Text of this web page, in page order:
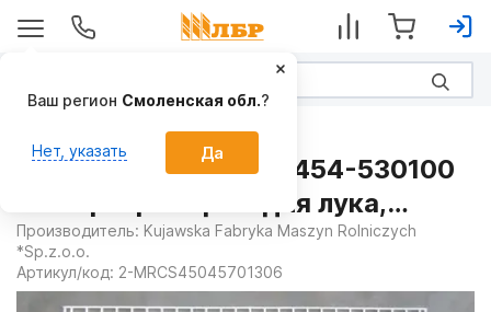
Сито 45x45x5 2-09-454-530100
на Сортировщики для лука,
картофеля
Производитель: Kujawska Fabryka Maszyn Rolniczych
*Sp.z.o.o.
Артикул/код: 2-MRCS45045701306
Ваш регион Смоленская обл.?
Нет, указать Да